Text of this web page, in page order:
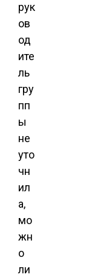
рук
ов
од
ите
ль
гру
пп
ы
не
уто
чн
ил
а,
мо
жн
о
ли